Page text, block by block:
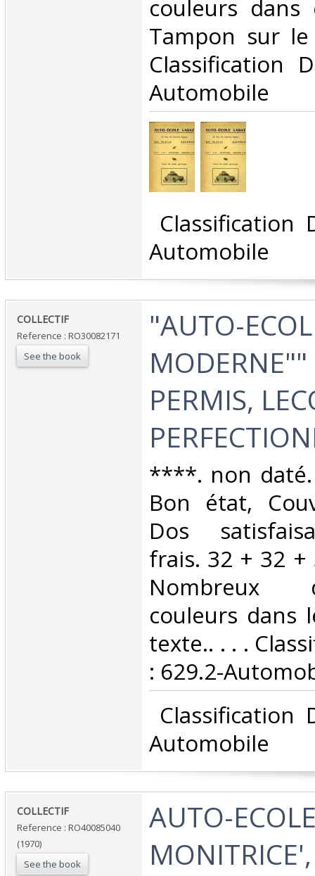
couleurs
Tampon sur
Classification
Automobile‎
Classification
Automobile‎
‎COLLECTIF‎
Reference : RO30082171
See the book
‎"AUTO-
PERMIS,
‎****. non daté.
Bon état,
Dos
frais. 32 + 32 +
Nombreux
couleurs dans
texte.. . . .
: 629.2-
Classification
Automobile‎
‎COLLECTIF‎
Reference : RO40085040
(1970)
See the book
‎AUTO-